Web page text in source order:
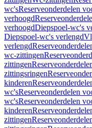
wc'sReserveonderdelen
verhoogd
verhoogdDiepspoel-wc's
Diepspoel-wc's verlengd
verlengd
wc-zittingen
zittingen
zittingsringen
kinderen
wc'sReserveonderdelen
wc'sReserveonderdelen
kinderen
zittingen